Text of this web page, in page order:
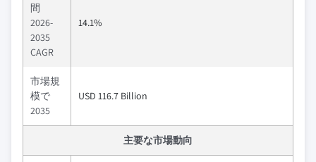
間
2026-
2035
CAGR
14.1%
市場規
模で
2035
USD 116.7 Billion
主要な市場動向